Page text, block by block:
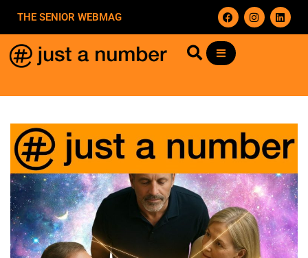
THE SENIOR WEBMAG